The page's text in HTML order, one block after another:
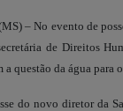
– No evento de
de Direitos
a questão da água para
do novo diretor da